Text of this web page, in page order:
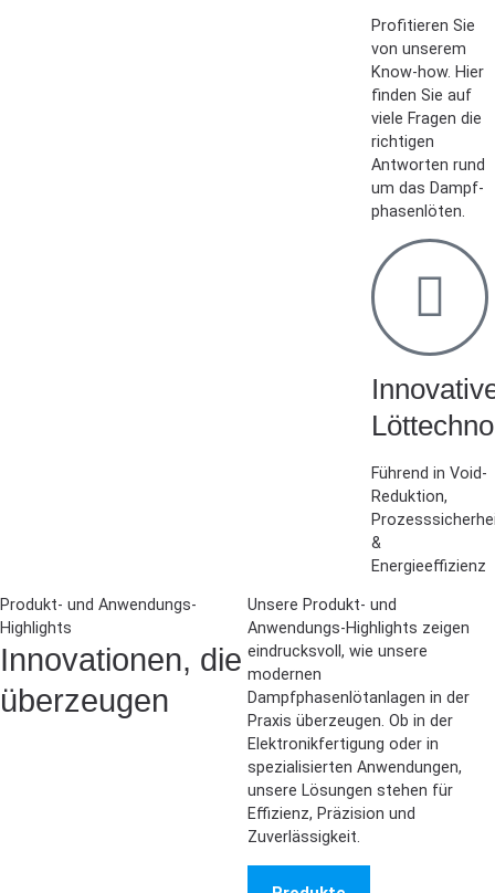
Profitieren Sie
von unserem
Know-how. Hier
finden Sie auf
viele Fragen die
richtigen
Antworten rund
um das Dampf­
phasen­löten.
Führend in Void-
Reduktion,
&
Energieeffizienz
Produkt- und Anwendungs-
Highlights
Innovationen, die
überzeugen
Unsere Produkt- und
Anwendungs-Highlights zeigen
eindrucksvoll, wie unsere
modernen
Dampfphasenlötanlagen in der
Praxis überzeugen. Ob in der
Elektronikfertigung oder in
spezialisierten Anwendungen,
unsere Lösungen stehen für
Effizienz, Präzision und
Zuverlässigkeit.